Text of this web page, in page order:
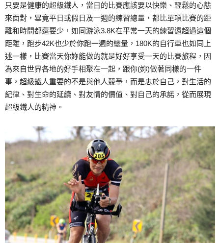
只要是健康的超級鐵人，當日的比賽應該要以快樂、輕鬆的心態
來面對，畢竟平日或假日及一週的練習總量，都比單項比賽的距
離和時間都還要少，如同游泳3.8K在平常一天的練習遠超過這個
距離，跑步42K也少於你跑一週的總量，180K的自行車也如同上
述一樣，比賽當天你妳能做的就是好好享受一天的比賽旅程，因
為來自世界各地的好手相聚在一起，跟你(妳)做著同樣的一件
事，超級鐵人重要的不是與他人競爭，而是忠於自己，對生活的
紀律、對生命的延續、對友情的價值、對自己的承諾，從而展現
超級鐵人的精神。